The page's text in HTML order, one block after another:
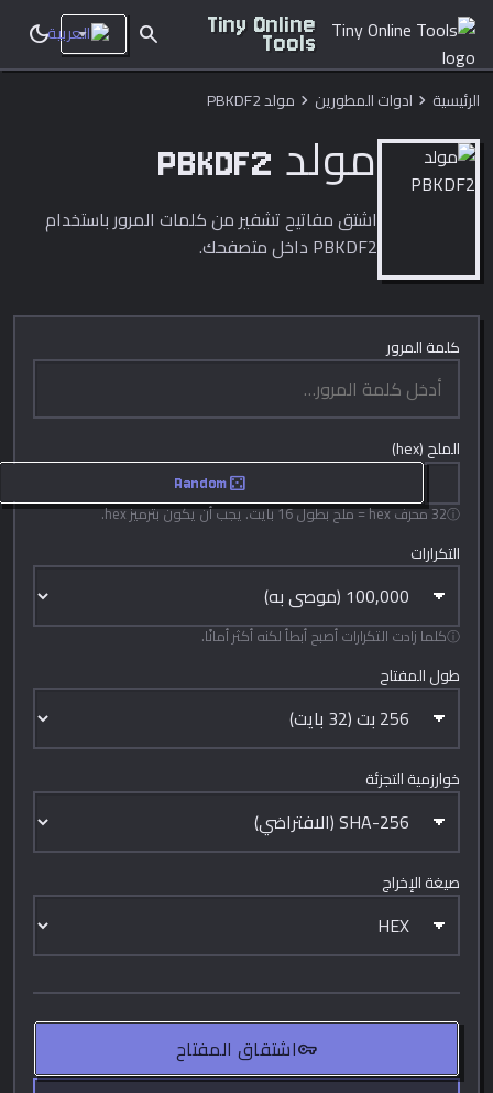
Tiny Online
Tools
search
dark_mode
الرئيسيةchevron_right ادوات المطورينchevron_right مولد PBKDF2
مولد PBKDF2
اشتق مفاتيح تشفير من كلمات المرور باستخدام
PBKDF2 داخل متصفحك.
كلمة المرور
الملح (hex)
casino
Random
32 محرف hex = ملح بطول 16 بايت. يجب أن يكون بترميز hex.
التكرارات
كلما زادت التكرارات أصبح أبطأ لكنه أكثر أمانًا.
طول المفتاح
خوارزمية التجزئة
صيغة الإخراج
vpn_keyاشتقاق المفتاح